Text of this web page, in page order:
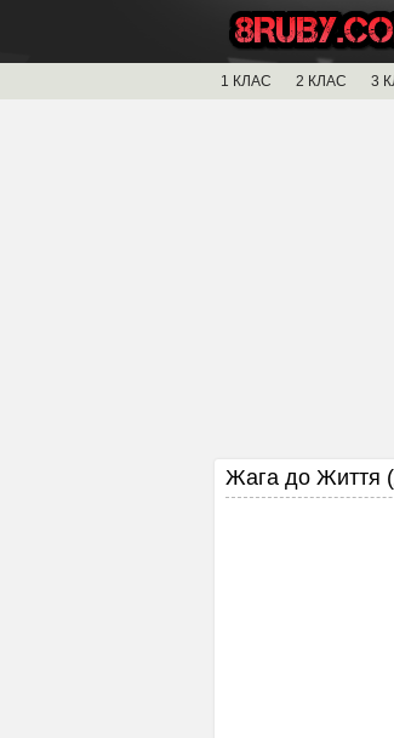
1 КЛАС 2 КЛАС 3
Жага до Життя